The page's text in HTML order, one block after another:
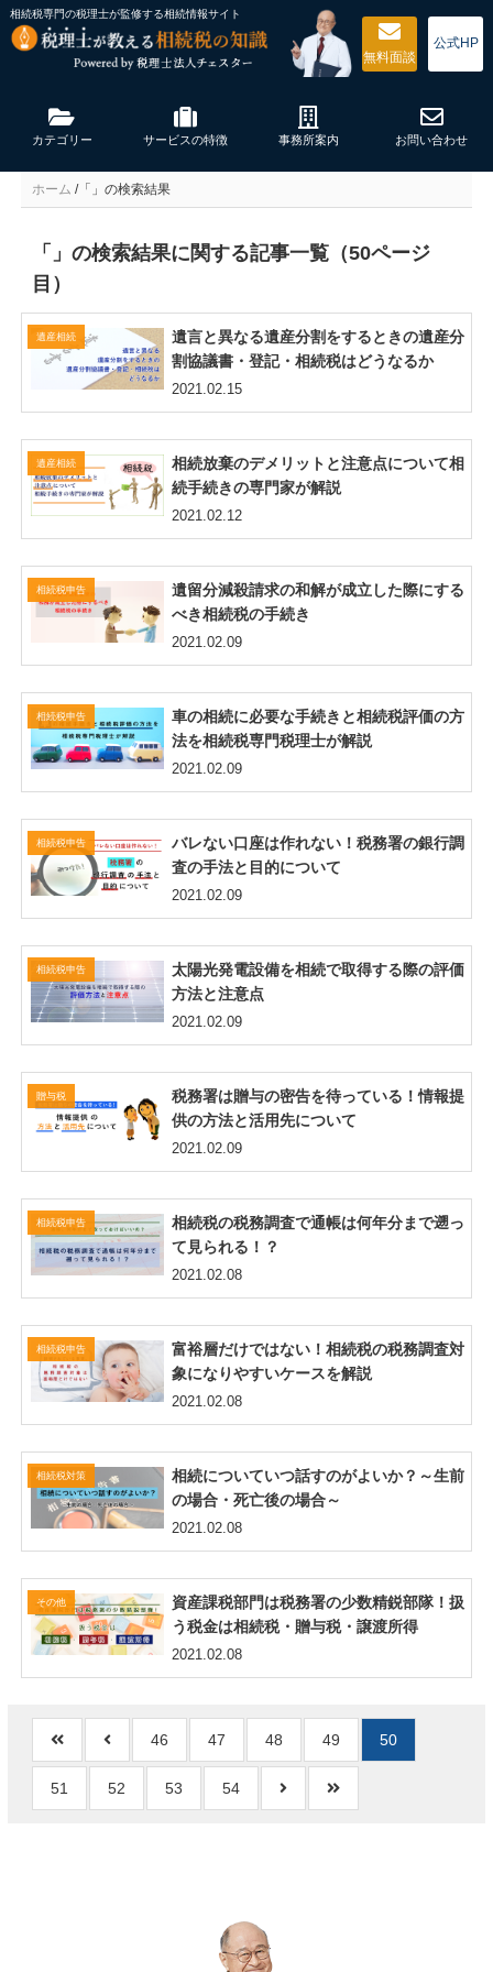
相続税専門の税理士が監修する相続情報サイト
無料面談
公式HP
カテゴリー サービスの特徴 事務所案内 お問い合わせ
ホーム /「」の検索結果
「」の検索結果に関する記事一覧（50ページ
目）
遺産相続
2021.02.15
遺言と異なる遺産分割をするときの遺産分
割協議書・登記・相続税はどうなるか
遺産相続
2021.02.12
相続放棄のデメリットと注意点について相
続手続きの専門家が解説
相続税申告
2021.02.09
遺留分減殺請求の和解が成立した際にする
べき相続税の手続き
相続税申告
2021.02.09
車の相続に必要な手続きと相続税評価の方
法を相続税専門税理士が解説
相続税申告
2021.02.09
バレない口座は作れない！税務署の銀行調
査の手法と目的について
相続税申告
2021.02.09
太陽光発電設備を相続で取得する際の評価
方法と注意点
贈与税
2021.02.09
税務署は贈与の密告を待っている！情報提
供の方法と活用先について
相続税申告
2021.02.08
相続税の税務調査で通帳は何年分まで遡っ
て見られる！？
相続税申告
2021.02.08
富裕層だけではない！相続税の税務調査対
象になりやすいケースを解説
相続税対策
2021.02.08
相続についていつ話すのがよいか？～生前
の場合・死亡後の場合～
その他
2021.02.08
資産課税部門は税務署の少数精鋭部隊！扱
う税金は相続税・贈与税・譲渡所得
46 47 48 49 50
51 52 53 54